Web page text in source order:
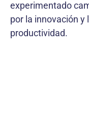
experimentado
por la innovación y
productividad.